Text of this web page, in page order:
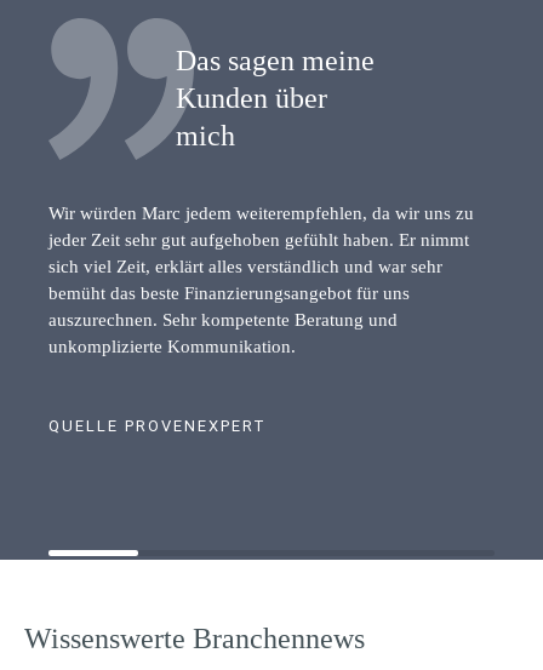
Das sagen meine
Kunden über
mich
Wir würden Marc jedem weiterempfehlen, da wir uns zu
jeder Zeit sehr gut aufgehoben gefühlt haben. Er nimmt
sich viel Zeit, erklärt alles verständlich und war sehr
bemüht das beste Finanzierungsangebot für uns
auszurechnen. Sehr kompetente Beratung und
unkomplizierte Kommunikation.
QUELLE PROVENEXPERT
Wissenswerte Branchennews